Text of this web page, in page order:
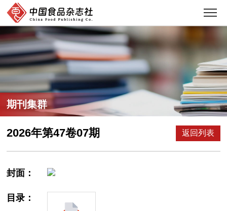
期刊集群
2026年第47卷07期 返回列表
封面：
目录：